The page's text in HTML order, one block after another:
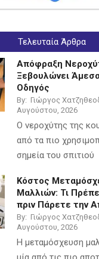
Τελευταία Άρθρα
Απόφραξη
Ξεβουλώνει
Οδηγός
By: Γιώργος
Αυγούστου, 2026
Ο νεροχύτης της
από τα πιο
σημεία του σπιτιού
Κόστος
Μαλλιών: Τι
πριν Πάρετε την
By: Γιώργος
Αυγούστου, 2026
Η μεταμόσχευση